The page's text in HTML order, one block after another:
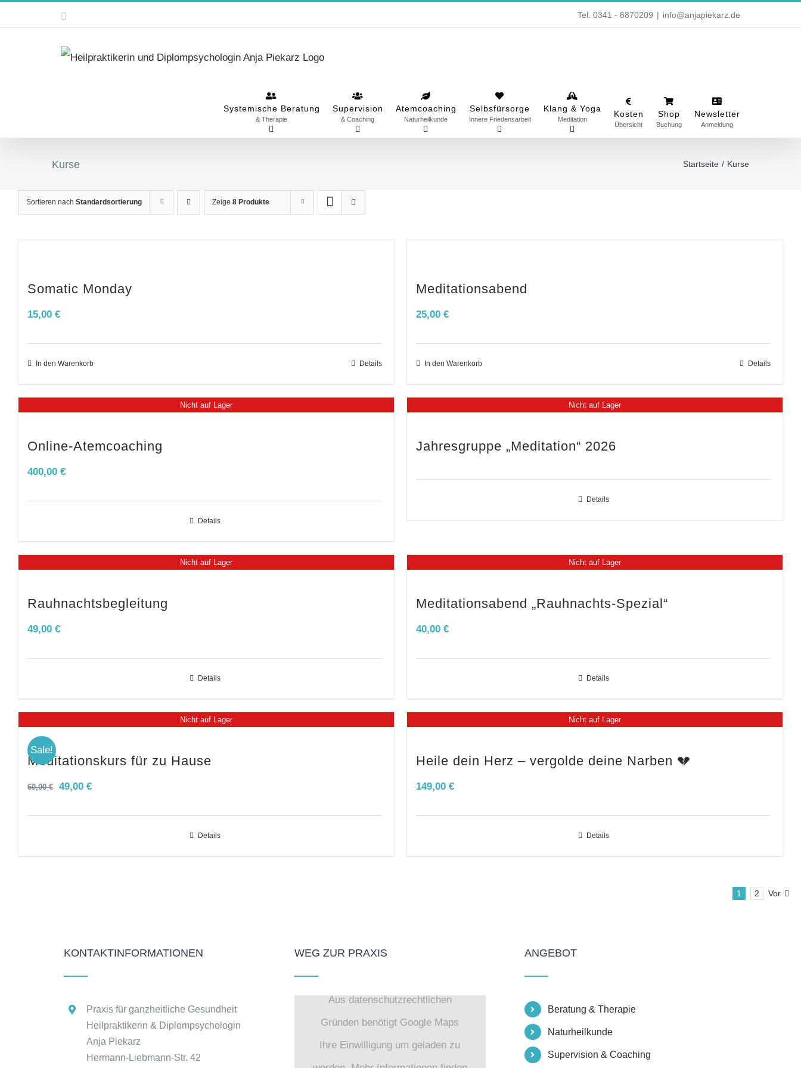
Tel. 0341 - 6870209 | info@anjapiekarz.de
Systemische Beratung
& Therapie
Supervision
& Coaching
Atemcoaching
Naturheilkunde
Selbsfürsorge
Innere Friedensarbeit
Klang & Yoga
Meditation
Kosten
Übersicht
Shop
Buchung
Newsletter
Anmeldung
Kurse Startseite Kurse
Sortieren nach Standardsortierung Zeige 8 Produkte
Somatic Monday
15,00 €
In den Warenkorb Details
Meditationsabend
25,00 €
In den Warenkorb Details
Nicht auf Lager
Online-Atemcoaching
400,00 €
Details
Nicht auf Lager
Jahresgruppe „Meditation“ 2026
Details
Nicht auf Lager
Rauhnachtsbegleitung
49,00 €
Details
Nicht auf Lager
Meditationsabend „Rauhnachts-Spezial“
40,00 €
Details
Nicht auf Lager
Sale!
Meditationskurs für zu Hause
60,00€
Ursprünglicher
49,00 €Aktueller
Details
Nicht auf Lager
Heile dein Herz – vergolde deine Narben 💔
149,00 €
Details
1 2 Vor
KONTAKTINFORMATIONEN
Praxis für ganzheitliche Gesundheit
Heilpraktikerin & Diplompsychologin
Anja Piekarz
Hermann-Liebmann-Str. 42
WEG ZUR PRAXIS
Aus datenschutzrechtlichen
Gründen benötigt Google Maps
Ihre Einwilligung um geladen zu
ANGEBOT
Beratung & Therapie
Naturheilkunde
Supervision & Coaching